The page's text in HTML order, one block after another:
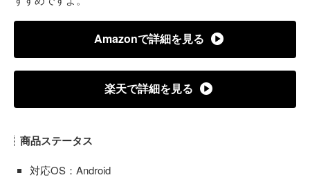
Amazonで詳細を見る
楽天で詳細を見る
商品ステータス
対応OS：Android